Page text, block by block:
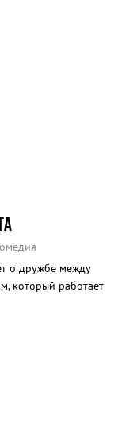
о дружбе между
который работает